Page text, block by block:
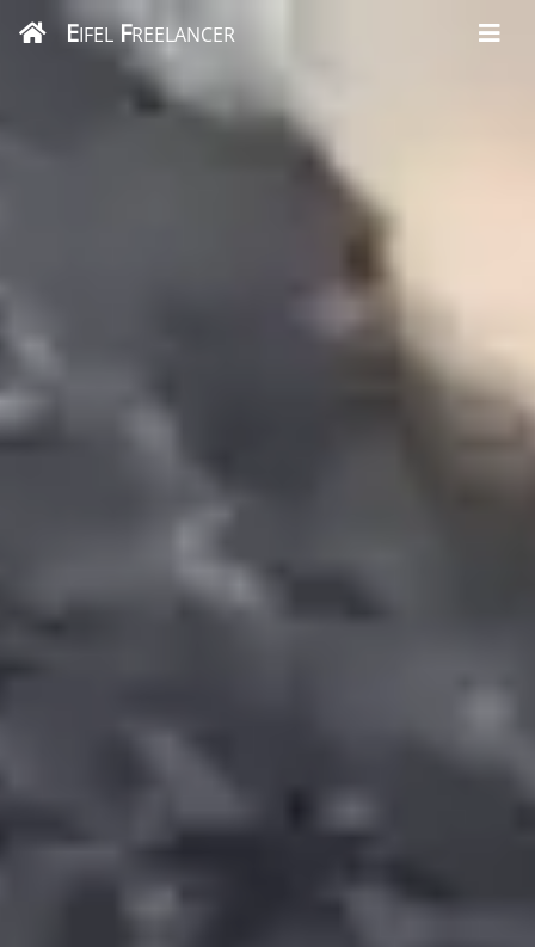
EIFELFREELANCER